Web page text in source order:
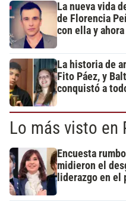
La nueva vida
de Florencia
con ella y
La historia de
Fito Páez, y
conquistó a
Lo más visto en
Encuesta
midieron el
liderazgo en el